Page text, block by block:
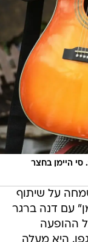
היימן בחצר
על שיתוף
עם דנה ברגר
ההופעה